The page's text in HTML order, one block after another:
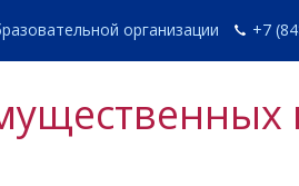
организации +7